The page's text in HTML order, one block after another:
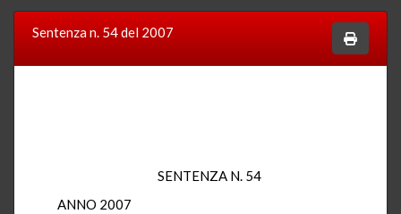
Sentenza n. 54 del 2007
SENTENZA N. 54
ANNO 2007